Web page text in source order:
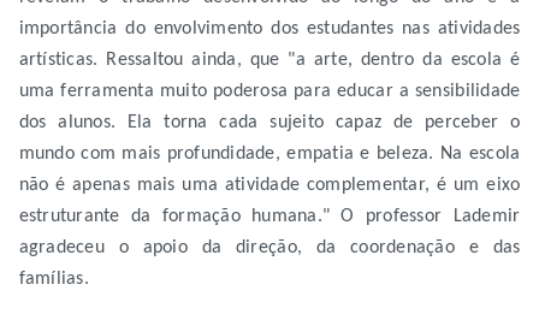
importância do envolvimento dos estudantes nas atividades
artísticas. Ressaltou ainda, que "a arte, dentro da escola é
uma ferramenta muito poderosa para educar a sensibilidade
dos alunos. Ela torna cada sujeito capaz de perceber o
mundo com mais profundidade, empatia e beleza. Na escola
não é apenas mais uma atividade complementar, é um eixo
estruturante da formação humana." O professor Lademir
agradeceu o apoio da direção, da coordenação e das
famílias.